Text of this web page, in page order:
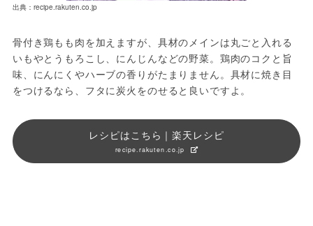
出典：recipe.rakuten.co.jp
骨付き鶏もも肉を加えますが、具材のメインは丸ごと入れる
いもやとうもろこし、にんじんなどの野菜。鶏肉のコクと旨
味、にんにくやハーブの香りがたまりません。具材に焼き目
をつけるなら、フタに炭火をのせると良いですよ。
レシピはこちら｜楽天レシピ
recipe.rakuten.co.jp